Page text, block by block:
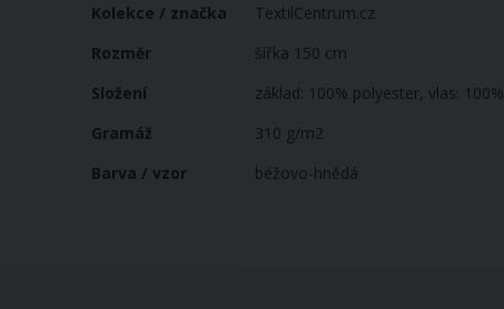
Více
Kolekce / značka
TextilCentrum.cz
Rozměr
šířka 150 cm
Složení
základ: 100% polyester, vlas:
Gramáž
310 g/m2
Barva / vzor
béžovo-hnědá